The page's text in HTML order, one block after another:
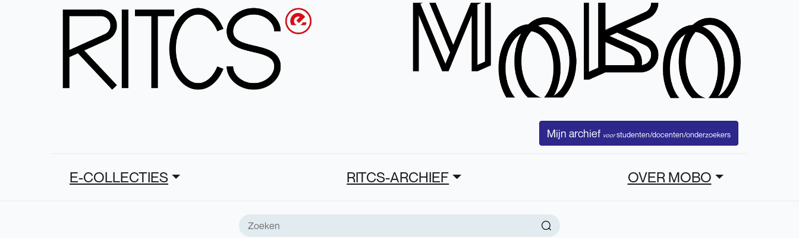
Mijn archief voorstudenten/docenten/onderzoekers
E-COLLECTIES RITCS-ARCHIEF OVER MOBO